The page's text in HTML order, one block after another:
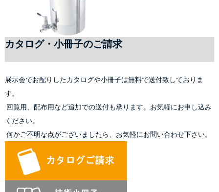
カタログ・小冊子のご請求
展示会でお配りしたカタログや小冊子は無料で送付致しておりま
す。
ください。
何かご不明な点がございましたら、お気軽にお問い合わせ下さい。